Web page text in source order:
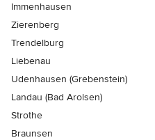
Immenhausen
Zierenberg
Trendelburg
Liebenau
Udenhausen (Grebenstein)
Landau (Bad Arolsen)
Strothe
Braunsen